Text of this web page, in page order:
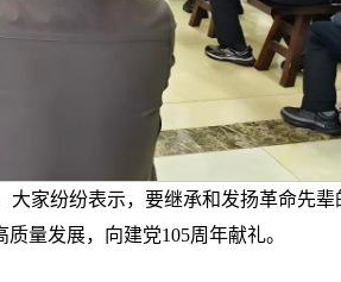
家纷纷表示，要继承和发扬革命先
量发展，向建党105周年献礼。